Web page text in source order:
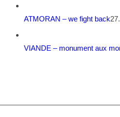
ATMORAN – we fight back
VIANDE – monument aux